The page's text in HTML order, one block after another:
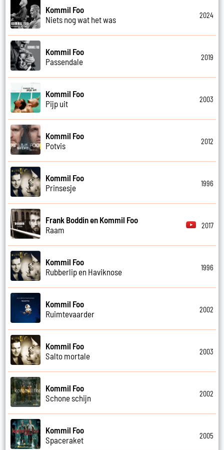
Kommil Foo
Niets nog wat het was
2024
Kommil Foo
Passendale
2019
Kommil Foo
Pijp uit
2003
Kommil Foo
Potvis
2012
Kommil Foo
Prinsesje
1996
Frank Boddin en Kommil Foo
Raam
2017
Kommil Foo
Rubberlip en Haviknose
1996
Kommil Foo
Ruimtevaarder
2002
Kommil Foo
Salto mortale
2003
Kommil Foo
Schone schijn
2002
Kommil Foo
Spaceraket
2005